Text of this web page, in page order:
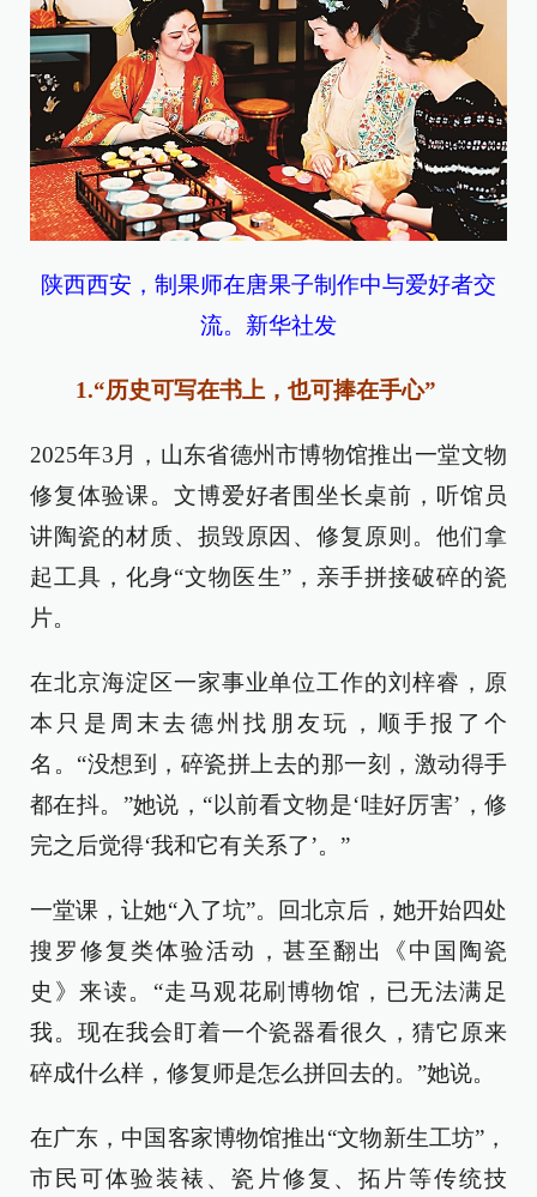
陕西西安，制果师在唐果子制作中与爱好者交
流。新华社发
1.“历史可写在书上，也可捧在手心”
2025年3月，山东省德州市博物馆推出一堂文物
修复体验课。文博爱好者围坐长桌前，听馆员
讲陶瓷的材质、损毁原因、修复原则。他们拿
起工具，化身“文物医生”，亲手拼接破碎的瓷
片。
在北京海淀区一家事业单位工作的刘梓睿，原
本只是周末去德州找朋友玩，顺手报了个
名。“没想到，碎瓷拼上去的那一刻，激动得手
都在抖。”她说，“以前看文物是‘哇好厉害’，修
完之后觉得‘我和它有关系了’。”
一堂课，让她“入了坑”。回北京后，她开始四处
搜罗修复类体验活动，甚至翻出《中国陶瓷
史》来读。“走马观花刷博物馆，已无法满足
我。现在我会盯着一个瓷器看很久，猜它原来
碎成什么样，修复师是怎么拼回去的。”她说。
在广东，中国客家博物馆推出“文物新生工坊”，
市民可体验装裱、瓷片修复、拓片等传统技